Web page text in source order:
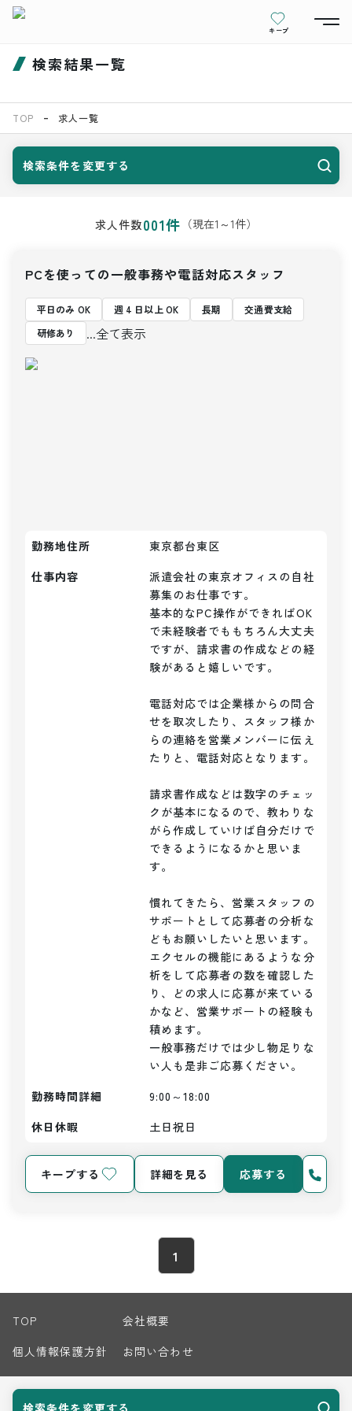
キープ
検索結果一覧
TOP 求人一覧
検索条件を変更する
検索条件を変更する
求人件数001件 （現在1 ～1件）
PCを使っての一般事務や電話対応スタッフ
平日のみ OK 週 4 日以上 OK 長期
交通費支給
研修あり
...全て表示
勤務地住所
東京都台東区
仕事内容
派遣会社の東京オフィスの自社
募集のお仕事です。
基本的なPC操作ができればOK
で未経験者でももちろん大丈夫
ですが、請求書の作成などの経
験があると嬉しいです。
電話対応では企業様からの問合
せを取次したり、スタッフ様か
らの連絡を営業メンバーに伝え
たりと、電話対応となります。
請求書作成などは数字のチェッ
クが基本になるので、教わりな
がら作成していけば自分だけで
できるようになるかと思いま
す。
慣れてきたら、営業スタッフの
サポートとして応募者の分析な
どもお願いしたいと思います。
エクセルの機能にあるような分
析をして応募者の数を確認した
り、どの求人に応募が来ている
かなど、営業サポートの経験も
積めます。
一般事務だけでは少し物足りな
い人も是非ご応募ください。
勤務時間詳細
9:00～18:00
休日休暇
土日祝日
キープする 詳細を見る 応募する
1
TOP
会社概要
個人情報保護方針
お問い合わせ